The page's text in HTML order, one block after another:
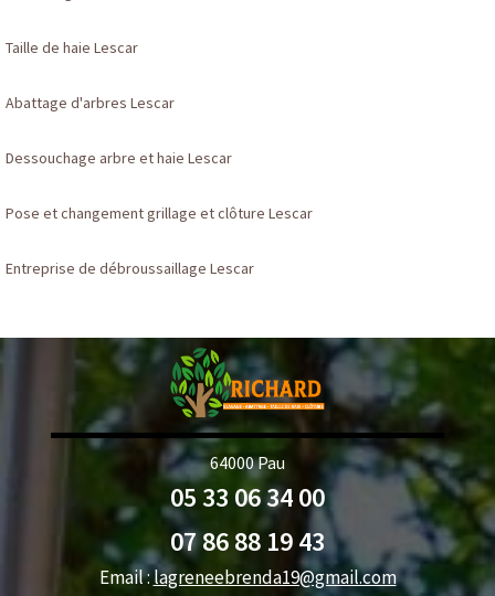
Taille de haie Lescar
Abattage d'arbres Lescar
Dessouchage arbre et haie Lescar
Pose et changement grillage et clôture Lescar
Entreprise de débroussaillage Lescar
64000 Pau
05 33 06 34 00
07 86 88 19 43
Email :lagreneebrenda19@gmail.com